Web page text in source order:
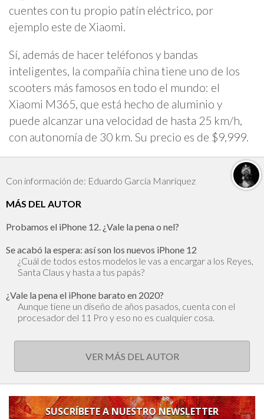
cuentes con tu propio patín eléctrico, por
ejemplo este de Xiaomi.
Sí, además de hacer teléfonos y bandas
inteligentes, la compañía china tiene uno de los
scooters más famosos en todo el mundo: el
Xiaomi M365, que está hecho de aluminio y
puede alcanzar una velocidad de hasta 25 km/h,
con autonomía de 30 km. Su precio es de $9,999.
Con información de: Eduardo García Manríquez
MÁS DEL AUTOR
Probamos el iPhone 12. ¿Vale la pena o nel?
Se acabó la espera: así son los nuevos iPhone 12
¿Cuál de todos estos modelos le vas a encargar a los Reyes,
Santa Claus y hasta a tus papás?
¿Vale la pena el iPhone barato en 2020?
Aunque tiene un diseño de años pasados, cuenta con el
procesador del 11 Pro y eso no es cualquier cosa.
VER MÁS DEL AUTOR
SUSCRÍBETE A NUESTRO NEWSLETTER